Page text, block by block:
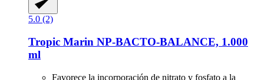
5.0 (2)
Tropic Marin NP-​BACTO-​BALANCE, 1.000
ml
Favorece la incorporación de nitrato y fosfato a la